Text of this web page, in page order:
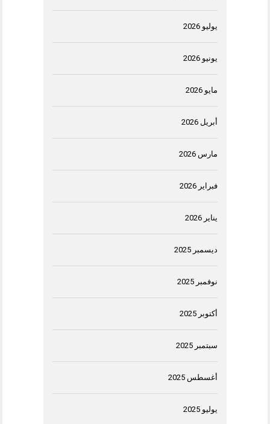
يوليو 2026
يونيو 2026
مايو 2026
أبريل 2026
مارس 2026
فبراير 2026
يناير 2026
ديسمبر 2025
نوفمبر 2025
أكتوبر 2025
سبتمبر 2025
أغسطس 2025
يوليو 2025